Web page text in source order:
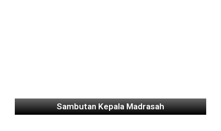
Sambutan Kepala Madrasah